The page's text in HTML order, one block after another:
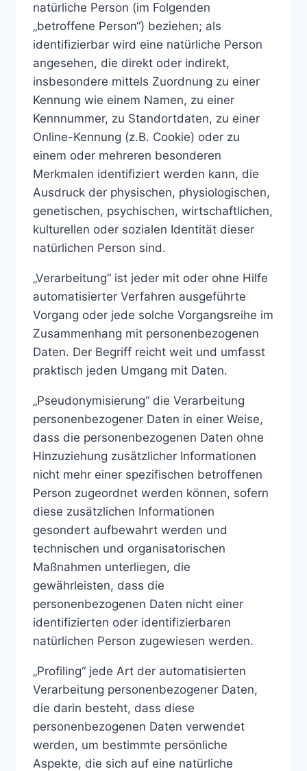
natürliche Person (im Folgenden
„betroffene Person“) beziehen; als
identifizierbar wird eine natürliche Person
angesehen, die direkt oder indirekt,
insbesondere mittels Zuordnung zu einer
Kennung wie einem Namen, zu einer
Kennnummer, zu Standortdaten, zu einer
Online-Kennung (z.B. Cookie) oder zu
einem oder mehreren besonderen
Merkmalen identifiziert werden kann, die
Ausdruck der physischen, physiologischen,
genetischen, psychischen, wirtschaftlichen,
kulturellen oder sozialen Identität dieser
natürlichen Person sind.
„Verarbeitung“ ist jeder mit oder ohne Hilfe
automatisierter Verfahren ausgeführte
Vorgang oder jede solche Vorgangsreihe im
Zusammenhang mit personenbezogenen
Daten. Der Begriff reicht weit und umfasst
praktisch jeden Umgang mit Daten.
„Pseudonymisierung“ die Verarbeitung
personenbezogener Daten in einer Weise,
dass die personenbezogenen Daten ohne
Hinzuziehung zusätzlicher Informationen
nicht mehr einer spezifischen betroffenen
Person zugeordnet werden können, sofern
diese zusätzlichen Informationen
gesondert aufbewahrt werden und
technischen und organisatorischen
Maßnahmen unterliegen, die
gewährleisten, dass die
personenbezogenen Daten nicht einer
identifizierten oder identifizierbaren
natürlichen Person zugewiesen werden.
„Profiling“ jede Art der automatisierten
Verarbeitung personenbezogener Daten,
die darin besteht, dass diese
personenbezogenen Daten verwendet
werden, um bestimmte persönliche
Aspekte, die sich auf eine natürliche